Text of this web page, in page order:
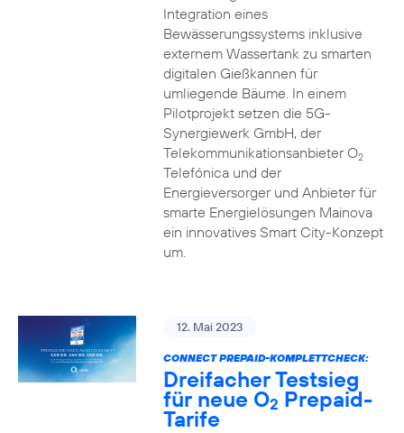
Integration eines
Bewässerungssystems inklusive
externem Wassertank zu smarten
digitalen Gießkannen für
umliegende Bäume. In einem
Pilotprojekt setzen die 5G-
Synergiewerk GmbH, der
Telekommunikationsanbieter O2
Telefónica und der
Energieversorger und Anbieter für
smarte Energielösungen Mainova
ein innovatives Smart City-Konzept
um.
12. Mai 2023
CONNECT PREPAID-KOMPLETTCHECK:
Dreifacher Testsieg
für neue O2 Prepaid-
Tarife